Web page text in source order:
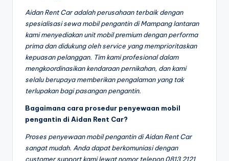
Aidan Rent Car adalah perusahaan terbaik dengan
spesialisasi sewa mobil pengantin di Mampang lantaran
kami menyediakan unit mobil premium dengan performa
prima dan didukung oleh service yang memprioritaskan
kepuasan pelanggan. Tim kami profesional dalam
mengkoordinasikan kendaraan pernikahan, dan kami
selalu berupaya memberikan pengalaman yang tak
terlupakan bagi pasangan pengantin.
Bagaimana cara prosedur penyewaan mobil
pengantin di Aidan Rent Car?
Proses penyewaan mobil pengantin di Aidan Rent Car
sangat mudah. Anda dapat berkomuniasi dengan
customer support kami lewat nomor telepon 0813 2121